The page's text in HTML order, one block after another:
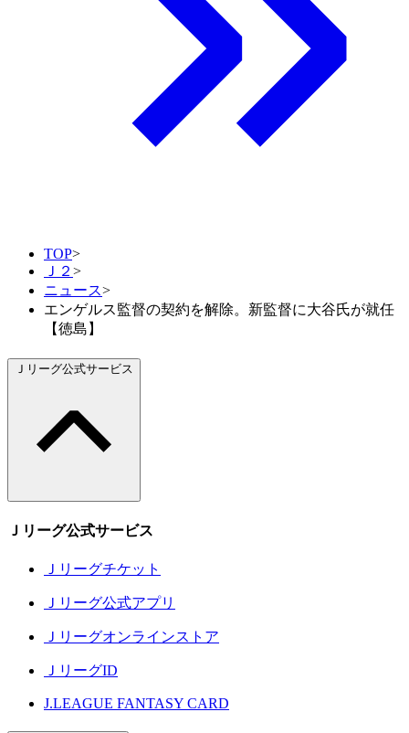
TOP>
Ｊ２ >
ニュース>
エンゲルス監督の契約を解除。新監督に大谷氏が就任
【徳島】
Ｊリーグ公式サービス
Ｊリーグ公式サービス
Ｊリーグチケット
Ｊリーグ公式アプリ
Ｊリーグオンラインストア
ＪリーグID
J.LEAGUE FANTASY CARD